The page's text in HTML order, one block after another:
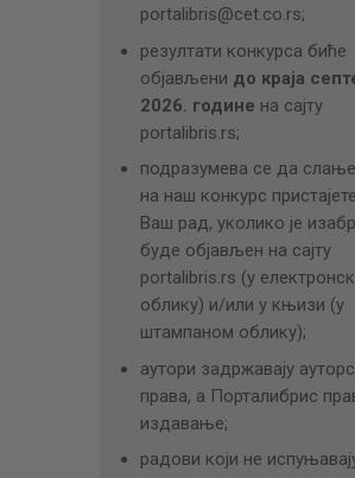
portalibris@cet.co.rs;
резултати конкурса биће
објављени до краја
2026. године на сајту
portalibris.rs;
подразумева се да
на наш конкурс
Ваш рад, уколико је
буде објављен на сајту
portalibris.rs (у
облику) и/или у књизи (у
штампаном облику);
аутори задржавају
права, а Порталибрис
издавање;
радови који не